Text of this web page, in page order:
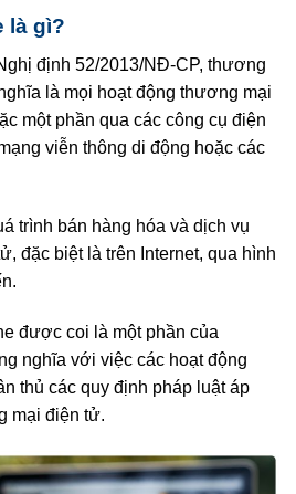
là gì?
định 52/2013/NĐ-CP, thương
là mọi hoạt động thương mại
một phần qua các công cụ điện
viễn thông di động hoặc các
trình bán hàng hóa và dịch vụ
đặc biệt là trên Internet, qua hình
được coi là một phần của
nghĩa với việc các hoạt động
thủ các quy định pháp luật áp
mại điện tử.